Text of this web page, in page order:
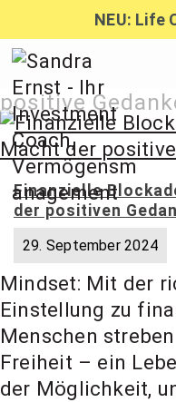
Inhalt
springen
NEU: Life
positive
Finanzielle
der positiven
29. September 2024
Mindset: Mit der
Einstellung zu
Menschen
Freiheit – ein
der Möglichkeit,